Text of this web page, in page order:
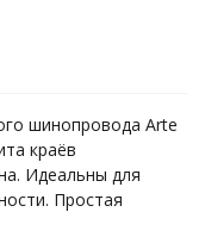
шинопровода Arte
краёв
Идеальны для
Простая